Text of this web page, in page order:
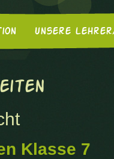
Unsere
Klasse 7